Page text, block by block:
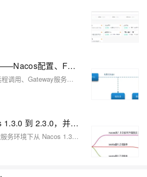
SpringCloud基础2——Nacos配置、Feign、Gateway
nacos配置管理、Feign远程调用、Gateway服务网关
升级指南：从Nacos 1.3.0 到 2.3.0，并兼容 Seata 的鉴权配置
本文详细介绍了如何在微服务环境下从 Nacos 1.3.0 升级到 2.3.0，并确保 Seata 各版本的兼容性。作者小米分享了升级过程中的关键步骤，包括备份配置、更新鉴权信息及验证测试等，并解答了常见问题。通过这些步骤，可以帮助读者顺利完成升级并提高系统的安全性与一致性。